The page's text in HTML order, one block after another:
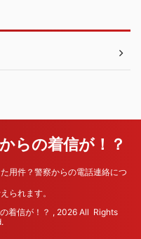
らの着信が！？
用件？警察からの電話連絡につ
られます。
着信が！？ , 2026 All Rights